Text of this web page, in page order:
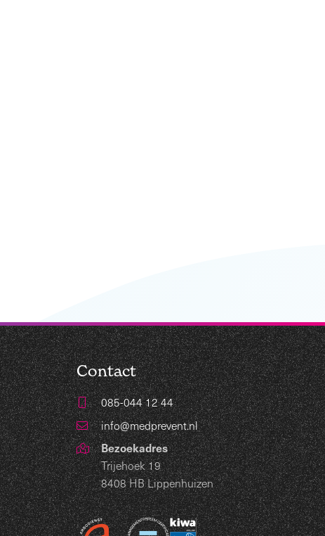
Contact
085-044 12 44
info@medprevent.nl
Bezoekadres
Trijehoek 19
8408 HB Lippenhuizen